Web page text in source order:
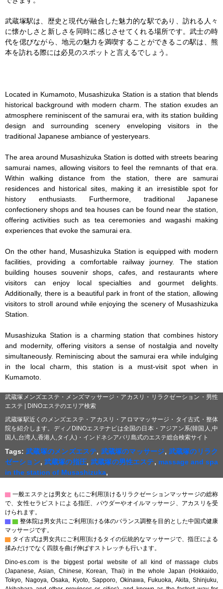
武蔵塚駅は、歴史と現代が融合した魅力的な駅であり、訪れる人々
に懐かしさと新しさを同時に感じさせてくれる場所です。武士の時
代を偲びながら、地元の魅力を満喫することができるこの駅は、熊
本を訪れる際には必見のスポットと言えるでしょう。
Located in Kumamoto, Musashizuka Station is a station that blends
historical background with modern charm. The station exudes an
atmosphere reminiscent of the samurai era, with its station building
design and surrounding scenery enveloping visitors in the
traditional Japanese ambiance of yesteryears.
The area around Musashizuka Station is dotted with streets bearing
samurai names, allowing visitors to feel the remnants of that era.
Within walking distance from the station, there are samurai
residences and historical sites, making it an irresistible spot for
history enthusiasts. Furthermore, traditional Japanese
confectionery shops and tea houses can be found near the station,
offering activities such as tea ceremonies and wagashi making
experiences that evoke the samurai era.
On the other hand, Musashizuka Station is equipped with modern
facilities, providing a comfortable railway journey. The station
building houses souvenir shops, cafes, and restaurants where
visitors can enjoy local specialties and gourmet delights.
Additionally, there is a beautiful park in front of the station, allowing
visitors to stroll around while enjoying the scenery of Musashizuka
Station.
Musashizuka Station is a charming station that combines history
and modernity, offering visitors a sense of nostalgia and novelty
simultaneously. Reminiscing about the samurai era while indulging
in the local charm, this station is a must-visit spot when in
Kumamoto.
武蔵塚メンズエステ・メンズマッサージ・アカスリ・リラクゼーション・男性
エステ | DINOエステのエリア検索
武蔵塚駅近くのメンズエステ・アカスリ・アロママッサージ・タイ古式・整体
院を紹介します。ディノDINOエステナビは全国の日本・アジアン系(韓国人,中
国人,台湾人,香港人,タイ人)・インドネシアバリ島式のエステ総合検索サイト
Tags:武蔵塚のメンズエステ, 武蔵塚のマッサージ, 武蔵塚のリラク
ゼーション, 武蔵塚の指圧,武蔵塚の男性エステ, massage and spa
in the station of Musashizuka,
▇ 一般エステとは男女ともにご利用頂けるリラクゼーションマッサージの総称
で、女性セラピストによる指圧、パウダーやオイルマッサージ、アカスリを受
けられます。
▇ ▇ 整体院は男女共にご利用頂ける体のバランス調整を目的とした中国式健康
マッサージです。
▇ タイ古式は男女共にご利用頂けるタイの伝統的なマッサージで、指圧による
揉みだけでなく四肢を曲げ伸ばすストレッチも行います。
Dino-es.com is the biggest portal website of all kind of massage clubs
(Japanese, Asian, Chinese, Korean, Thai) in the whole Japan (Hokkaido,
Tokyo, Nagoya, Osaka, Kyoto, Sapporo, Okinawa, Fukuoka, Akita, Shinjuku,